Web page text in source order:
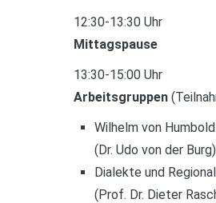
12:30-13:30 Uhr
Mittagspause
13:30-15:00 Uhr
Arbeitsgruppen
Wilhelm von
(Dr. Udo von der Burg)
Dialekte und
(Prof. Dr. Dieter